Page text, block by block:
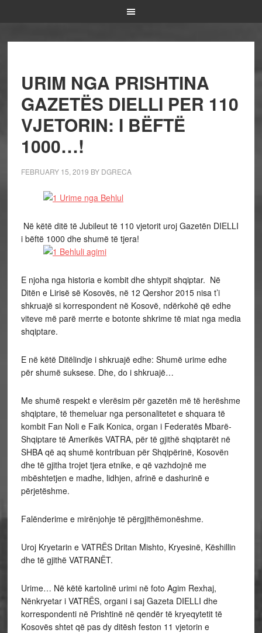
URIM NGA PRISHTINA
GAZETËS DIELLI PER 110
VJETORIN: I BËFTË
1000…!
FEBRUARY 15, 2019 BY DGRECA
Në këtë ditë të Jubileut të 110 vjetorit uroj Gazetën DIELLI
i bëftë 1000 dhe shumë të tjera!
E njoha nga historia e kombit dhe shtypit shqiptar. Në
Ditën e Lirisë së Kosovës, në 12 Qershor 2015 nisa t’i
shkruajë si korrespondent në Kosovë, ndërkohë që edhe
viteve më parë merrte e botonte shkrime të miat nga media
shqiptare.
E në këtë Ditëlindje i shkruajë edhe: Shumë urime edhe
për shumë suksese. Dhe, do i shkruajë…
Me shumë respekt e vlerësim për gazetën më të herëshme
shqiptare, të themeluar nga personalitetet e shquara të
kombit Fan Noli e Faik Konica, organ i Federatës Mbarë-
Shqiptare të Amerikës VATRA, për të gjithë shqiptarët në
SHBA që aq shumë kontribuan për Shqipërinë, Kosovën
dhe të gjitha trojet tjera etnike, e që vazhdojnë me
mbështetjen e madhe, lidhjen, afrinë e dashurinë e
përjetëshme.
Falënderime e mirënjohje të përgjithëmonëshme.
Uroj Kryetarin e VATRËS Dritan Mishto, Kryesinë, Këshillin
dhe të gjithë VATRANËT.
Urime… Në këtë kartolinë urimi në foto Agim Rexhaj,
Nënkryetar i VATRËS, organi i saj Gazeta DIELLI dhe
korrespondenti në Prishtinë në qendër të kryeqytetit të
Kosovës shtet që pas dy ditësh feston 11 vjetorin e